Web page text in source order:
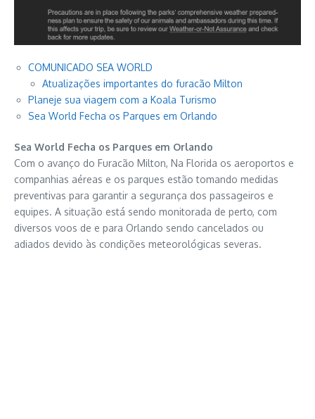
COMUNICADO SEA WORLD
Atualizações importantes do furacão Milton
Planeje sua viagem com a Koala Turismo
Sea World Fecha os Parques em Orlando
Sea World Fecha os Parques em Orlando
Com o avanço do Furacão Milton, Na Florida os aeroportos e
companhias aéreas e os parques estão tomando medidas
preventivas para garantir a segurança dos passageiros e
equipes. A situação está sendo monitorada de perto, com
diversos voos de e para Orlando sendo cancelados ou
adiados devido às condições meteorológicas severas.